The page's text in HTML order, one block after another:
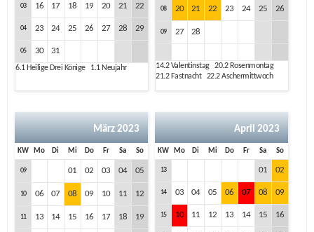
03 16 17 18 19 20 21 22
04 23 24 25 26 27 28 29
05 30 31
6.1Heilige Drei Könige 1.1Neujahr
08 20 21 22 23 24 25 26
09 27 28
14.2Valentinstag 20.2Rosenmontag
21.2Fastnacht 22.2Aschermittwoch
März 2023
KW Mo Di Mi Do Fr Sa So
09 01 02 03 04 05
10 06 07 08 09 10 11 12
11 13 14 15 16 17 18 19
April 2023
KW Mo Di Mi Do Fr Sa So
13 01 02
14 03 04 05 06 07 08 09
15 10 11 12 13 14 15 16